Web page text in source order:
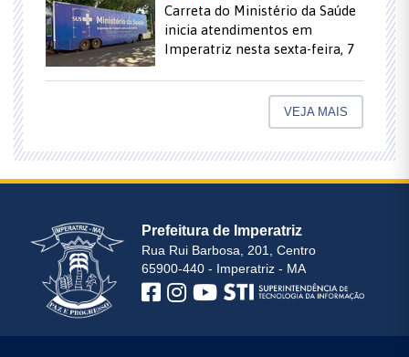
Carreta do Ministério da Saúde
inicia atendimentos em
Imperatriz nesta sexta-feira, 7
VEJA MAIS
Prefeitura de Imperatriz
Rua Rui Barbosa, 201, Centro
65900-440 - Imperatriz - MA